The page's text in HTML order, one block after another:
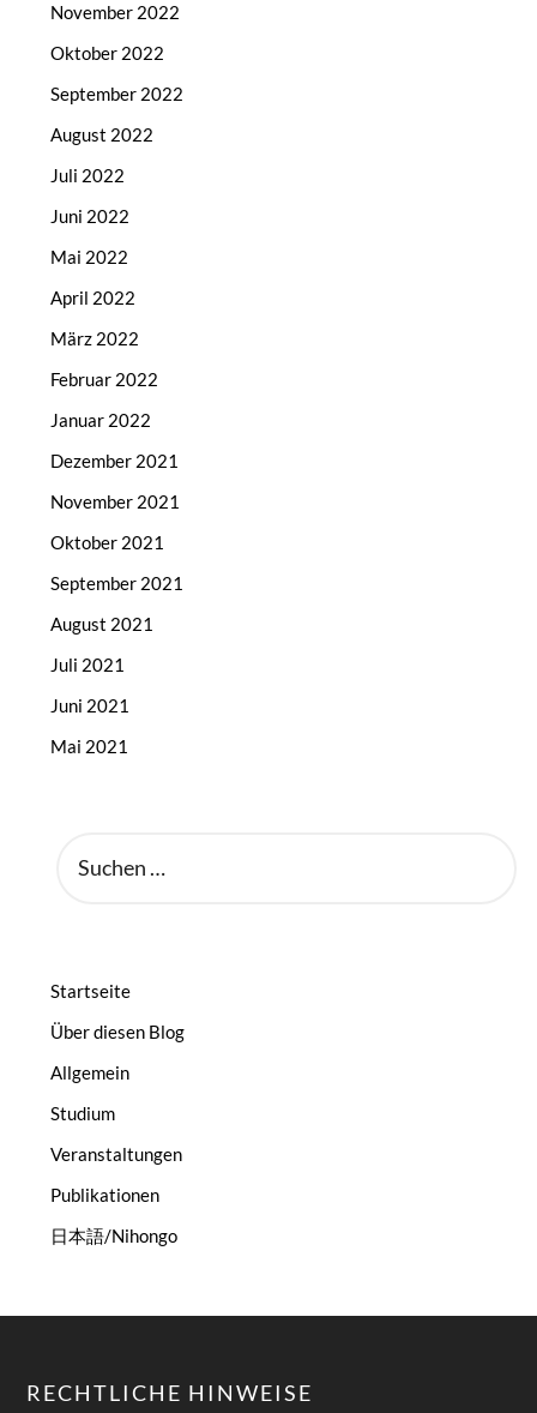
November 2022
Oktober 2022
September 2022
August 2022
Juli 2022
Juni 2022
Mai 2022
April 2022
März 2022
Februar 2022
Januar 2022
Dezember 2021
November 2021
Oktober 2021
September 2021
August 2021
Juli 2021
Juni 2021
Mai 2021
NACH:
Startseite
Über diesen Blog
Allgemein
Studium
Veranstaltungen
Publikationen
日本語/Nihongo
RECHTLICHE HINWEISE